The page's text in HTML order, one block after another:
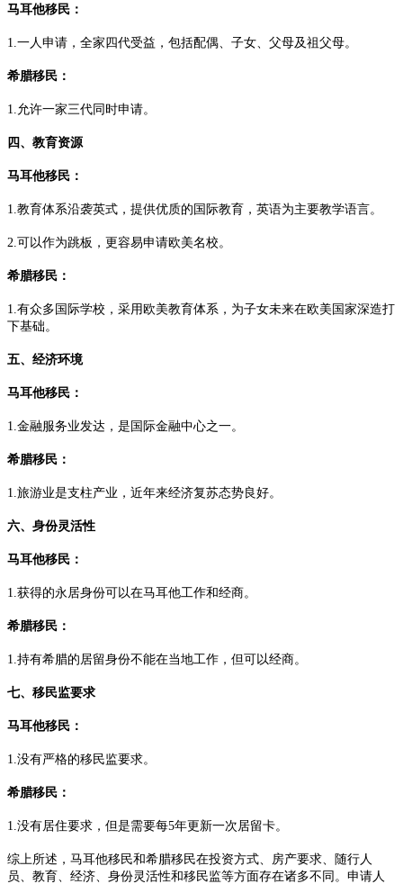
马耳他移民：
1.一人申请，全家四代受益，包括配偶、子女、父母及祖父母。
希腊移民：
1.允许一家三代同时申请。
四、教育资源
马耳他移民：
1.教育体系沿袭英式，提供优质的国际教育，英语为主要教学语言。
2.可以作为跳板，更容易申请欧美名校。
希腊移民：
1.有众多国际学校，采用欧美教育体系，为子女未来在欧美国家深造打
下基础。
五、经济环境
马耳他移民：
1.金融服务业发达，是国际金融中心之一。
希腊移民：
1.旅游业是支柱产业，近年来经济复苏态势良好。
六、身份灵活性
马耳他移民：
1.获得的永居身份可以在马耳他工作和经商。
希腊移民：
1.持有希腊的居留身份不能在当地工作，但可以经商。
七、移民监要求
马耳他移民：
1.没有严格的移民监要求。
希腊移民：
1.没有居住要求，但是需要每5年更新一次居留卡。
综上所述，马耳他移民和希腊移民在投资方式、房产要求、随行人
员、教育、经济、身份灵活性和移民监等方面存在诸多不同。申请人